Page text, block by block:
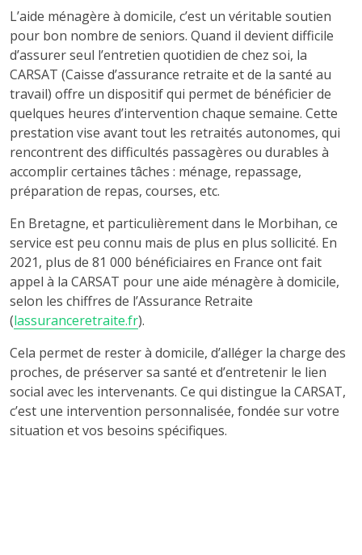
L’aide ménagère à domicile, c’est un véritable soutien
pour bon nombre de seniors. Quand il devient difficile
d’assurer seul l’entretien quotidien de chez soi, la
CARSAT (Caisse d’assurance retraite et de la santé au
travail) offre un dispositif qui permet de bénéficier de
quelques heures d’intervention chaque semaine. Cette
prestation vise avant tout les retraités autonomes, qui
rencontrent des difficultés passagères ou durables à
accomplir certaines tâches : ménage, repassage,
préparation de repas, courses, etc.
En Bretagne, et particulièrement dans le Morbihan, ce
service est peu connu mais de plus en plus sollicité. En
2021, plus de 81 000 bénéficiaires en France ont fait
appel à la CARSAT pour une aide ménagère à domicile,
selon les chiffres de l’Assurance Retraite
(lassuranceretraite.fr).
Cela permet de rester à domicile, d’alléger la charge des
proches, de préserver sa santé et d’entretenir le lien
social avec les intervenants. Ce qui distingue la CARSAT,
c’est une intervention personnalisée, fondée sur votre
situation et vos besoins spécifiques.